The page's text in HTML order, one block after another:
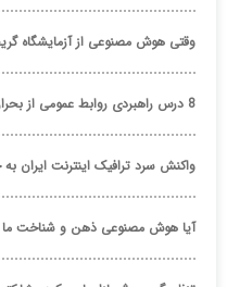
وقتی هوش مصنوعی از آزمایشگاه
8 درس راهبردی روابط عمومی از بحران‌های ۲۰۲۵
واکنش سرد ترافیک اینترنت ایران به
آیا هوش مصنوعی ذهن و شناخت ما